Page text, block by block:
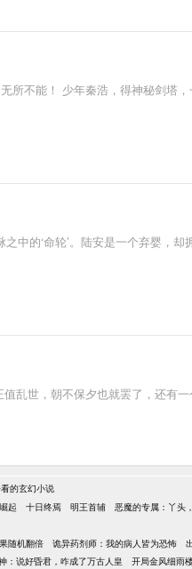
不能！ 少年秦浩，得神秘剑塔
中的‘命轮’。陆安是一个弃婴，
乱世，朝不保夕也就罢了，还
的玄幻小说
起 十日终焉 明王首辅 恶魔的专属：丫头
随机翻倍 诡异药剂师：我的病人皆为恐怖
：说好昏君，咋成了万古人皇 开局金风细雨